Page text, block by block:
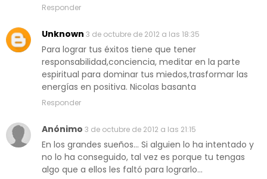
Responder
Unknown 3 de octubre de 2012 a las 18:35
Para lograr tus éxitos tiene que tener
responsabilidad,conciencia, meditar en la parte
espiritual para dominar tus miedos,trasformar las
energías en positiva. Nicolas basanta
Responder
Anónimo 3 de octubre de 2012 a las 21:15
En los grandes sueños... Si alguien lo ha intentado y
no lo ha conseguido, tal vez es porque tu tengas
algo que a ellos les faltó para lograrlo...